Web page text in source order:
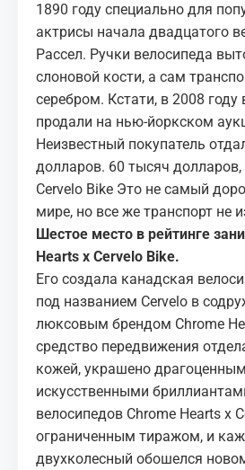
1890 году специально для
актрисы начала двадцатого
Рассел. Ручки велосипеда
слоновой кости, а сам
серебром. Кстати, в 2008 году
продали на нью-йоркском
Неизвестный покупатель
долларов. 60 тысяч долларов,
Cervelo Bike Это не самый
мире, но все же транспорт не
Шестое место в рейтинге
Hearts x Cervelo Bike.
Его создала канадская
под названием Cervelo в
люксовым брендом Chrome
средство передвижения
кожей, украшено
искусственными
велосипедов Chrome Hearts x
ограниченным тиражом, и
двухколесный обошелся